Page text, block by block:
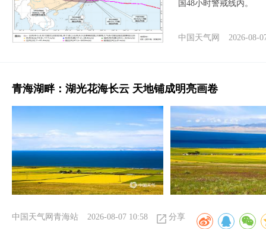
国48小时警戒线内。
中国天气网 2026-08-
青海湖畔：湖光花海长云 天地铺成明亮画卷
中国天气网青海站 2026-08-07 10:58 分享